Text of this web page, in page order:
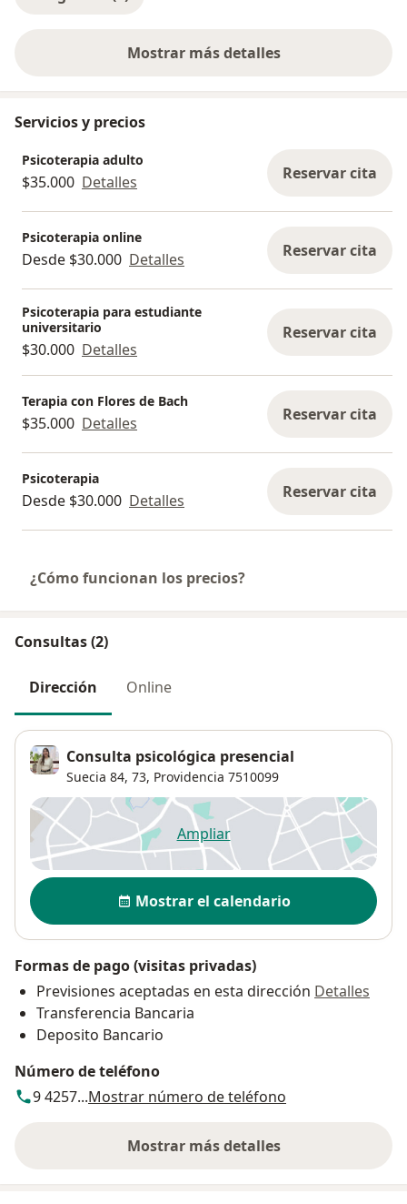
Mostrar más detalles
sobre la experiencia
Servicios y precios
Psicoterapia adulto
$35.000 Detalles Reservar cita
Psicoterapia online
Desde $30.000 Detalles Reservar cita
Psicoterapia para estudiante
universitario
$30.000 Detalles
Reservar cita
Terapia con Flores de Bach
$35.000 Detalles Reservar cita
Psicoterapia
Desde $30.000 Detalles Reservar cita
¿Cómo funcionan los precios?
Consultas (2)
Dirección Online
Consulta psicológica presencial
Suecia 84, 73, Providencia 7510099
Ampliarse abre en una nueva
Disponibilidad
Mostrar el calendario
Formas de pago (visitas privadas)
Previsiones aceptadas en esta dirección Detalles
Transferencia Bancaria
Deposito Bancario
Número de teléfono
9 4257...Mostrar número de teléfono
Mostrar más detalles
sobre la dirección